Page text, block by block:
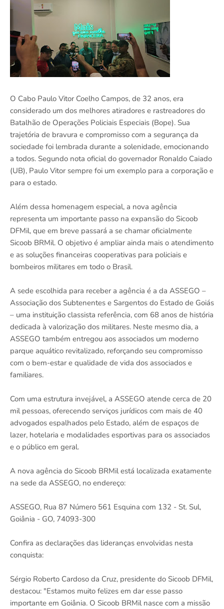
O Cabo Paulo Vitor Coelho Campos, de 32 anos, era
considerado um dos melhores atiradores e rastreadores do
Batalhão de Operações Policiais Especiais (Bope). Sua
trajetória de bravura e compromisso com a segurança da
sociedade foi lembrada durante a solenidade, emocionando
a todos. Segundo nota oficial do governador Ronaldo Caiado
(UB), Paulo Vitor sempre foi um exemplo para a corporação e
para o estado.
Além dessa homenagem especial, a nova agência
representa um importante passo na expansão do Sicoob
DFMil, que em breve passará a se chamar oficialmente
Sicoob BRMil. O objetivo é ampliar ainda mais o atendimento
e as soluções financeiras cooperativas para policiais e
bombeiros militares em todo o Brasil.
A sede escolhida para receber a agência é a da ASSEGO –
Associação dos Subtenentes e Sargentos do Estado de Goiás
– uma instituição classista referência, com 68 anos de história
dedicada à valorização dos militares. Neste mesmo dia, a
ASSEGO também entregou aos associados um moderno
parque aquático revitalizado, reforçando seu compromisso
com o bem-estar e qualidade de vida dos associados e
familiares.
Com uma estrutura invejável, a ASSEGO atende cerca de 20
mil pessoas, oferecendo serviços jurídicos com mais de 40
advogados espalhados pelo Estado, além de espaços de
lazer, hotelaria e modalidades esportivas para os associados
e o público em geral.
A nova agência do Sicoob BRMil está localizada exatamente
na sede da ASSEGO, no endereço:
ASSEGO, Rua 87 Número 561 Esquina com 132 - St. Sul,
Goiânia - GO, 74093-300
Confira as declarações das lideranças envolvidas nesta
conquista:
Sérgio Roberto Cardoso da Cruz, presidente do Sicoob DFMil,
destacou: "Estamos muito felizes em dar esse passo
importante em Goiânia. O Sicoob BRMil nasce com a missão